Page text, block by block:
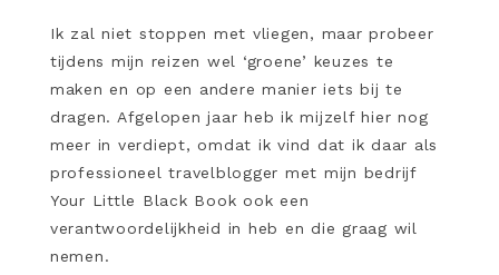
Ik zal niet stoppen met vliegen, maar probeer
tijdens mijn reizen wel ‘groene’ keuzes te
maken en op een andere manier iets bij te
dragen. Afgelopen jaar heb ik mijzelf hier nog
meer in verdiept, omdat ik vind dat ik daar als
professioneel travelblogger met mijn bedrijf
Your Little Black Book ook een
verantwoordelijkheid in heb en die graag wil
nemen.